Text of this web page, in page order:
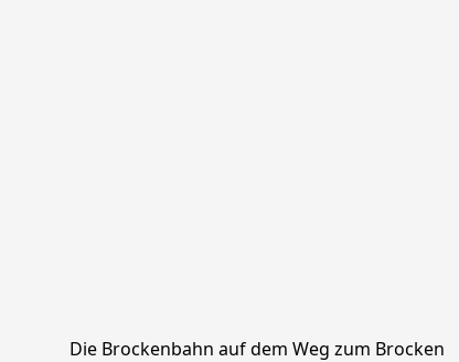
Die Brockenbahn auf dem Weg zum Brocken